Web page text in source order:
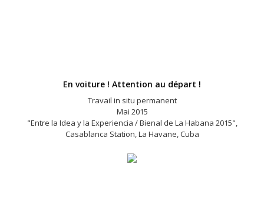
En voiture ! Attention au départ !
Travail in situ permanent
Mai 2015
"Entre la Idea y la Experiencia / Bienal de La Habana 2015",
Casablanca Station, La Havane, Cuba